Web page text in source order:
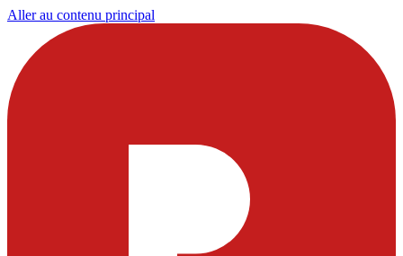
Aller au contenu principal